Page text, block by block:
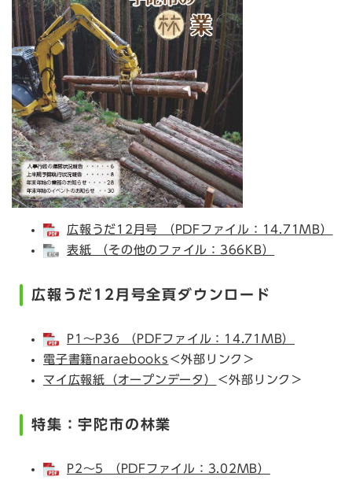
広報うだ12月号 （PDFファイル：14.71MB）
表紙 （その他のファイル：366KB）
広報うだ12月号全頁ダウンロード
P1～P36 （PDFファイル：14.71MB）
電子書籍naraebooks ＜外部リンク＞
マイ広報紙（オープンデータ）
＜外部リンク＞
特集：宇陀市の林業
P2～5 （PDFファイル：3.02MB）